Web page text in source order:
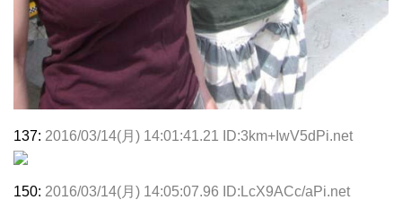
137: 2016/03/14(月) 14:01:41.21 ID:3km+IwV5dPi.net
150: 2016/03/14(月) 14:05:07.96 ID:LcX9ACc/aPi.net